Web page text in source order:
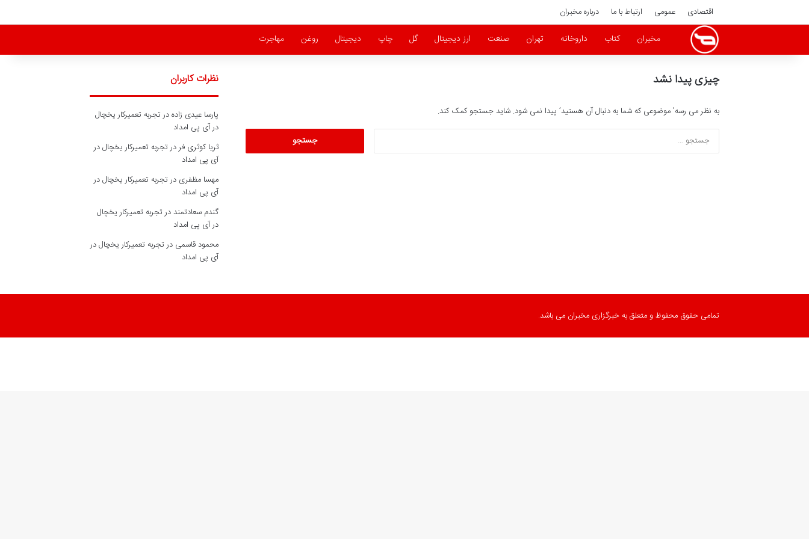
اقتصادی عمومی ارتباط با ما درباره مخبران
مخبران کتاب داروخانه تهران صنعت ارز دیجیتال گل چاپ دیجیتال روغن مهاجرت
چیزی پیدا نشد
به نظر می رسه’ موضوعی که شما به دنبال آن هستید’ پیدا نمی شود. شاید جستجو کمک کند.
نظرات کاربران
پارسا عیدی زادهدرتجربه تعمیرکار یخچال
در آی پی امداد
ثریا کوثری فردرتجربه تعمیرکار یخچال در
آی پی امداد
مهسا مظفری درتجربه تعمیرکار یخچال در
آی پی امداد
گندم سعادتمنددرتجربه تعمیرکار یخچال
در آی پی امداد
محمود قاسمی درتجربه تعمیرکار یخچال در
آی پی امداد
تمامی حقوق محفوظ و متعلق به خبرگزاری مخبران می باشد.